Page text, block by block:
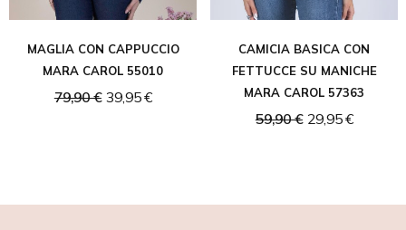
MAGLIA CON CAPPUCCIO
MARA CAROL 55010
79,90 € 39,95 €
CAMICIA BASICA CON
FETTUCCE SU MANICHE
MARA CAROL 57363
59,90 € 29,95 €